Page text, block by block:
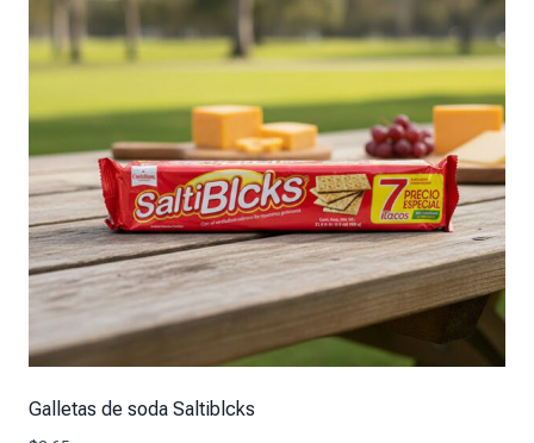
Galletas de soda Saltiblcks